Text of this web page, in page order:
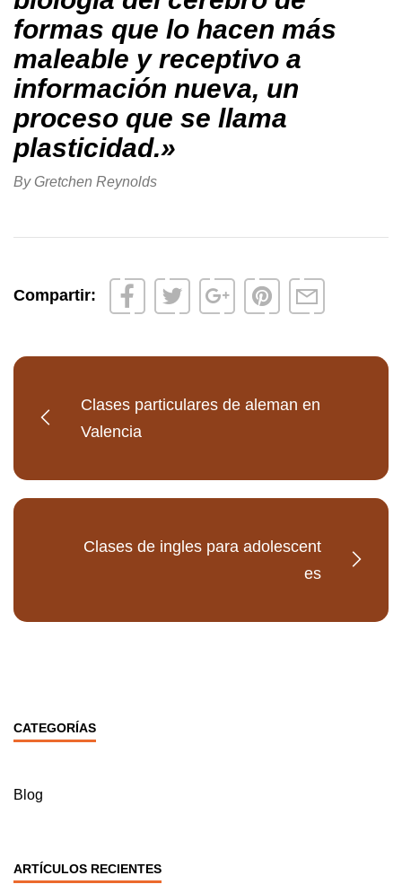
formas que lo hacen más
maleable y receptivo a
información nueva, un
proceso que se llama
plasticidad.»
By Gretchen Reynolds
Compartir:
Clases particulares de aleman en
Valencia
Clases de ingles para adolescent
es
CATEGORÍAS
Blog
ARTÍCULOS RECIENTES